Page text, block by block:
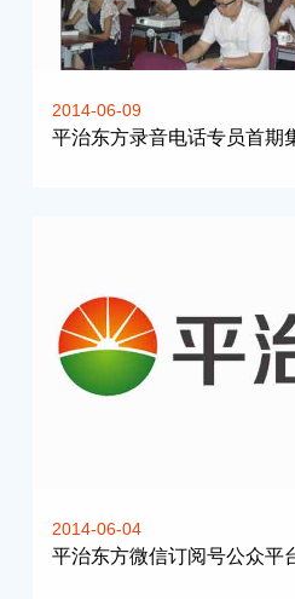
2014-06-09
平治东方录音电话专员首期
2014-06-04
平治东方微信订阅号公众平